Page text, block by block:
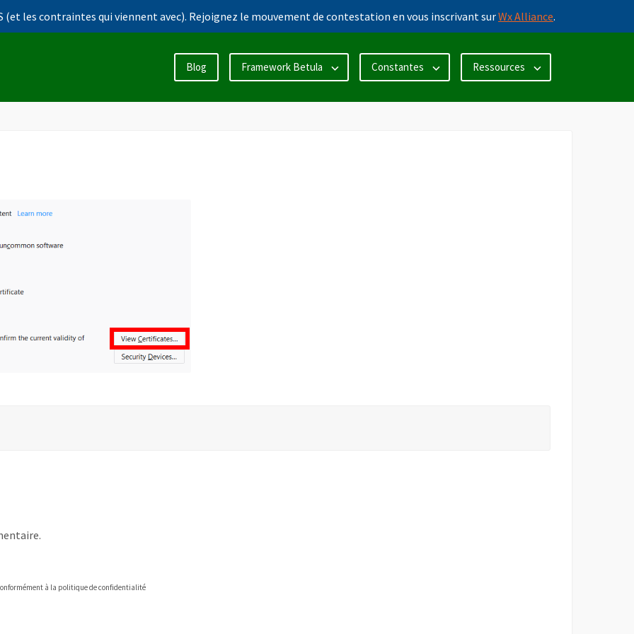
(et les contraintes qui viennent avec). Rejoignez le mouvement de contestation en vous inscrivant surWx Alliance.
Blog Framework Betula Constantes Ressources
à la politique de confidentialité